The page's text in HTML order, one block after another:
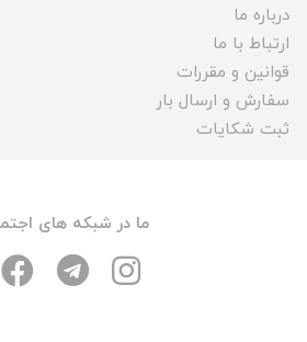
درباره ما
ارتباط با ما
قوانین و مقررات
سفارش و ارسال بار
ثبت شکایات
ما در شبکه های